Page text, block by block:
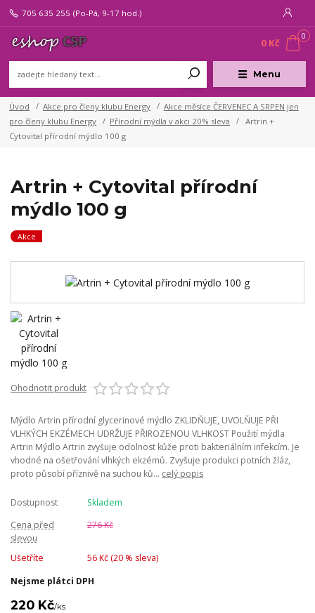
Menu
705 635 255 (Po-Pá, 9-17 hod.)
0
0 Kč
Úvod Akce pro členy klubu Energy
Akce měsíce ČERVENEC A SRPEN jen
pro členy klubu Energy
Přírodní mýdla v akci 20% sleva
Artrin +
Cytovital přírodní mýdlo 100 g
Artrin + Cytovital přírodní
mýdlo 100 g
Akce
Ohodnotit produkt
Mýdlo Artrin přírodní glycerinové mýdlo ZKLIDŇUJE, UVOLŇUJE PŘI
VLHKÝCH EKZÉMECH UDRŽUJE PŘIROZENOU VLHKOST Použití mýdla
Artrin Mýdlo Artrin zvyšuje odolnost kůže proti bakteriálním infekcím. Je
vhodné na ošetřování vlhkých ekzémů. Zvyšuje produkci potních žláz,
proto působí příznivě na suchou ků... celý popis
Dostupnost
Skladem
Cena před
slevou
276 Kč
Ušetříte 56 Kč (20% sleva)
Nejsme plátci DPH
220 Kč/ks